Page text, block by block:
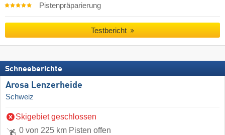
Pistenpräparierung
Testbericht
Schneeberichte
Arosa Lenzerheide
Schweiz
Skigebiet geschlossen
0 von 225 km Pisten offen